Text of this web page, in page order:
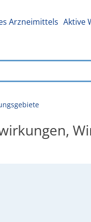
Arzneimittels Aktive